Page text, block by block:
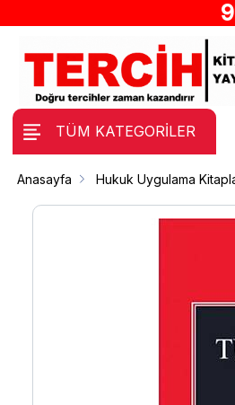
TÜM KATEGORİLER
Anasayfa Hukuk Uygulama